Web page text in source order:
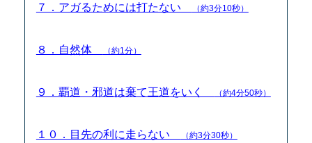
７．アガるためには打たない （約3分10秒）
８．自然体 （約1分）
９．覇道・邪道は棄て王道をいく （約4分50秒）
１０．目先の利に走らない （約3分30秒）